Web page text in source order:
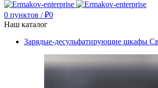
0 пунктов / ₽0
Наш каталог
Зарядые-десульфатирующие шкафы